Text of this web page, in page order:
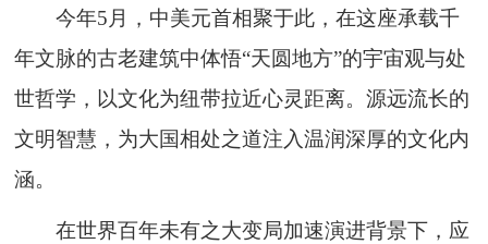
今年5月，中美元首相聚于此，在这座承载千
年文脉的古老建筑中体悟“天圆地方”的宇宙观与处
世哲学，以文化为纽带拉近心灵距离。源远流长的
文明智慧，为大国相处之道注入温润深厚的文化内
涵。
在世界百年未有之大变局加速演进背景下，应